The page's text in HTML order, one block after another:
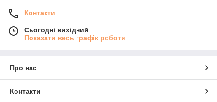
Контакти
Сьогодні вихідний
Показати весь графік роботи
Про нас
Контакти